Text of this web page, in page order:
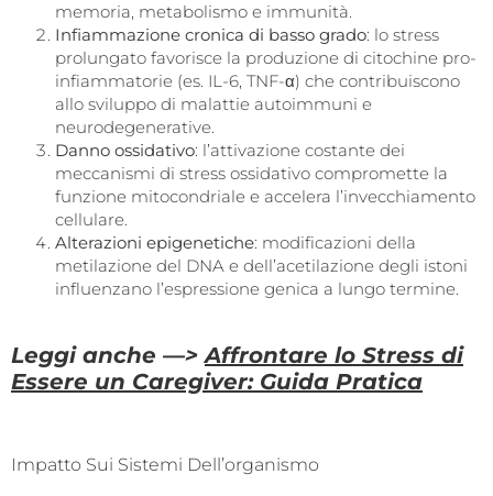
memoria, metabolismo e immunità.
Infiammazione cronica di basso grado: lo stress
prolungato favorisce la produzione di citochine pro-
infiammatorie (es. IL-6, TNF-α) che contribuiscono
allo sviluppo di malattie autoimmuni e
neurodegenerative.
Danno ossidativo: l’attivazione costante dei
meccanismi di stress ossidativo compromette la
funzione mitocondriale e accelera l’invecchiamento
cellulare.
Alterazioni epigenetiche: modificazioni della
metilazione del DNA e dell’acetilazione degli istoni
influenzano l’espressione genica a lungo termine.
Leggi anche —>Affrontare lo Stress di
Essere un Caregiver: Guida Pratica
Impatto Sui Sistemi Dell’organismo